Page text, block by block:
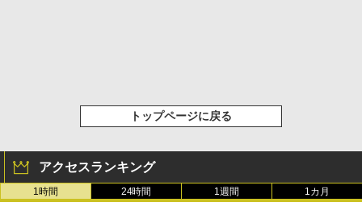
トップページに戻る
アクセスランキング
1時間 24時間 1週間 1カ月